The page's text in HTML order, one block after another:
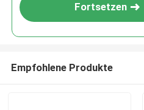
Fortsetzen
Empfohlene Produkte